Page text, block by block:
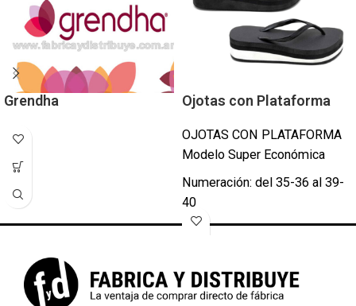
Grendha Ojotas con Plataforma
OJOTAS CON PLATAFORMA
Modelo Super Económica
Numeración: del 35-36 al 39-
40
Colores: Negro Negro con
Bultos de 12 pares surtidas
en talles